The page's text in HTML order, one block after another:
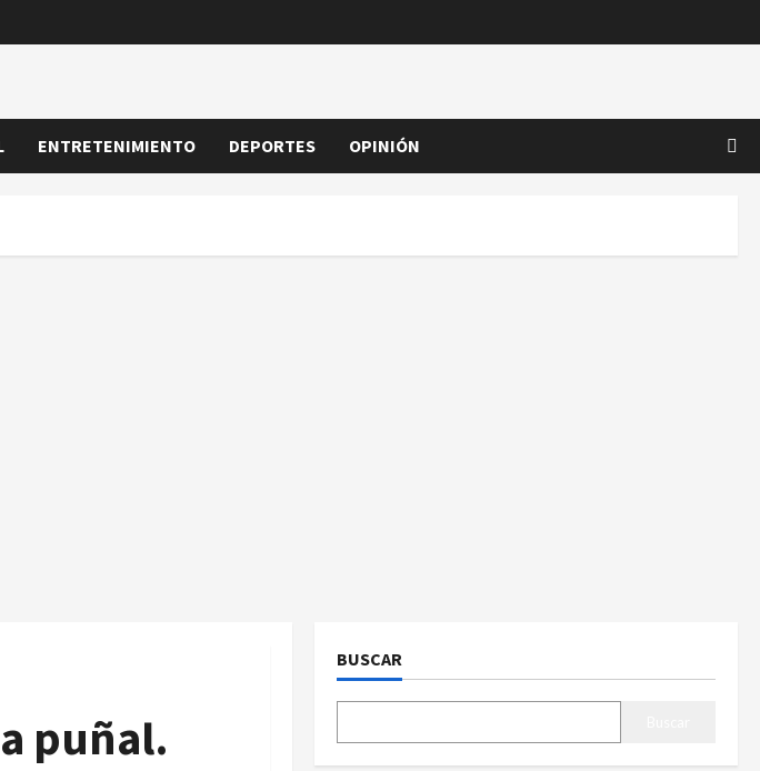
ENTRETENIMIENTO DEPORTES OPINIÓN
puñal.
BUSCAR